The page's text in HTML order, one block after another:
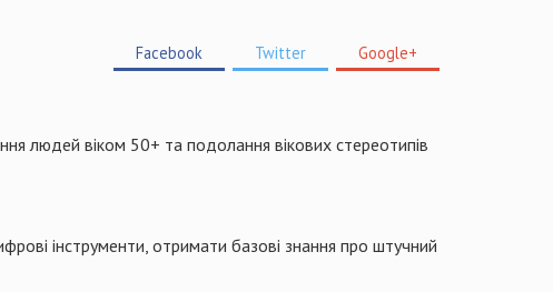
Facebook Twitter Google+
людей віком 50+ та подолання вікових стереотипів
інструменти, отримати базові знання про штучний